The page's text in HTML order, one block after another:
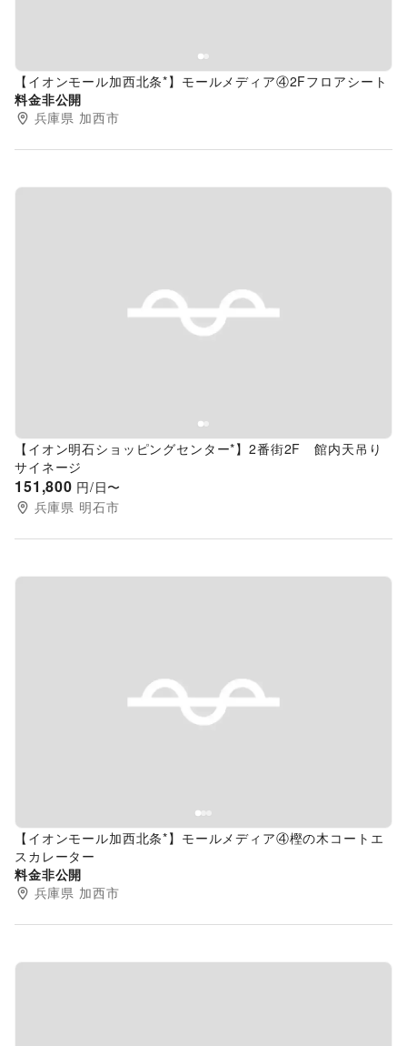
【イオンモール加西北条*】モールメディア④2Fフロアシート
料金非公開
兵庫県 加西市
Previous slide
【イオン明石ショッピングセンター*】2番街2F 館内天吊り
サイネージ
151,800 円/日〜
兵庫県 明石市
Previous slide
【イオンモール加西北条*】モールメディア④樫の木コートエ
スカレーター
料金非公開
兵庫県 加西市